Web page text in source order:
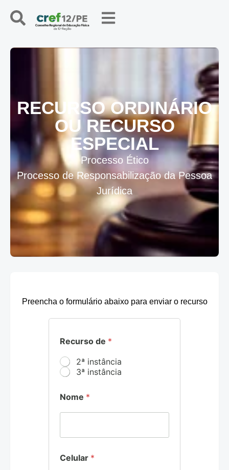
RECURSO ORDINÁRIO
OU RECURSO
ESPECIAL
Processo Ético
Processo de Responsabilização da Pessoa
Jurídica
Preencha o formulário abaixo para enviar o recurso
Recurso de *
2ª instância
3ª instância
Nome *
ª
Celular *